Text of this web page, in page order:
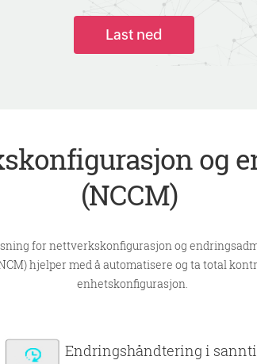
Last ned
og
(NCCM)
for nettverkskonfigurasjon og
hjelper med å automatisere og ta total
enhetskonfigurasjon.
Endringshåndtering i